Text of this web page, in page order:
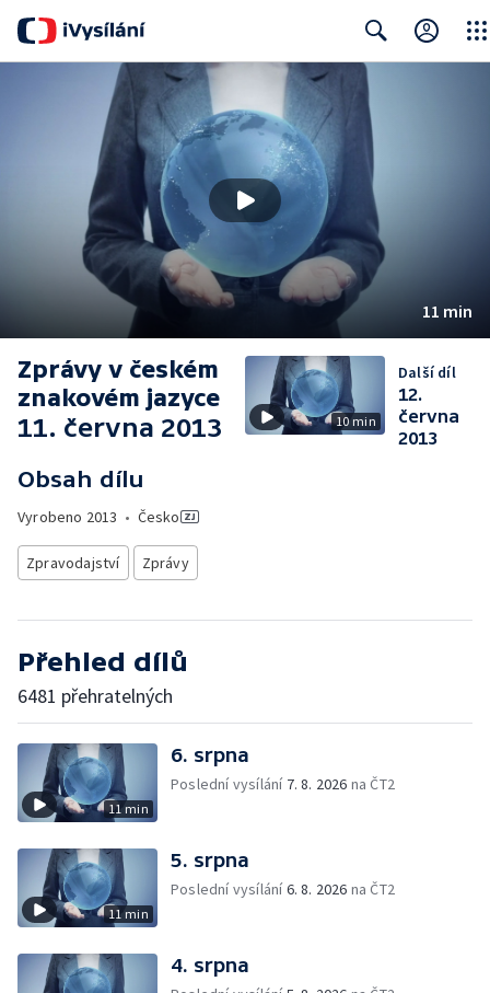
Search
11 min
Zprávy v českém
znakovém jazyce
11. června 2013
Obsah dílu
Vyrobeno 2013 • Česko
Zpravodajství Zprávy
10 min
Další díl
12.
června
2013
Přehled dílů
6481 přehratelných
11 min
6. srpna
Poslední vysílání 7. 8. 2026 na ČT2
11 min
5. srpna
Poslední vysílání6. 8. 2026 na ČT2
4. srpna